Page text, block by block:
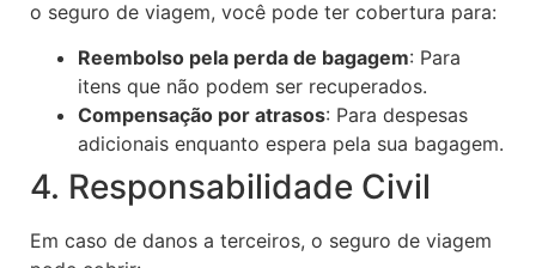
o seguro de viagem, você pode ter cobertura para:
Reembolso pela perda de bagagem: Para
itens que não podem ser recuperados.
Compensação por atrasos: Para despesas
adicionais enquanto espera pela sua bagagem.
4. Responsabilidade Civil
Em caso de danos a terceiros, o seguro de viagem